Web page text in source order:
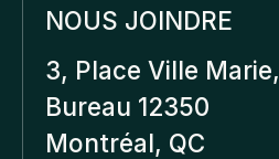
NOUS JOINDRE
3, Place Ville Marie,
Bureau 12350
Montréal, QC